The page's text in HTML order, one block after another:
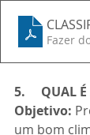
Fazer
5.     QUAL
Objetivo:
um bom